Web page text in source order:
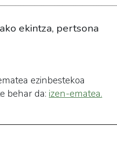
ekintza, pertsona
ezinbestekoa
behar da: izen-ematea.